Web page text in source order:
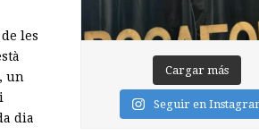
les
un
dia
Cargar más
Seguir en